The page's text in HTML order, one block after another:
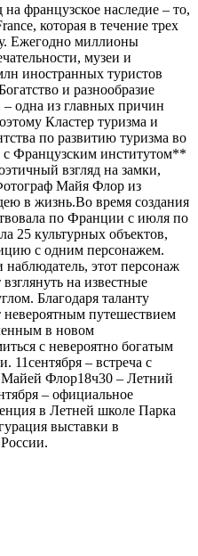
французское наследие – то,
которая в течение трех
Ежегодно миллионы
музеи и
иностранных туристов
и разнообразие
одна из главных причин
Кластер туризма и
по развитию туризма во
Французским институтом**
взгляд на замки,
Майя Флор из
в жизнь.Во время создания
по Франции с июля по
25 культурных объектов,
с одним персонажем.
этот персонаж
на известные
Благодаря таланту
невероятным путешествием
в новом
с невероятно богатым
11сентября – встреча с
Майей Флор18ч30 – Летний
– официальное
в Летней школе Парка
выставки в